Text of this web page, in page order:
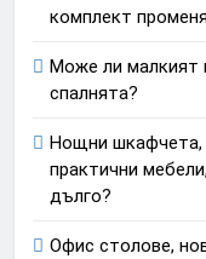
комплект
Може ли малкият
спалнята?
Нощни шкафчета,
практични
дълго?
Офис столове,